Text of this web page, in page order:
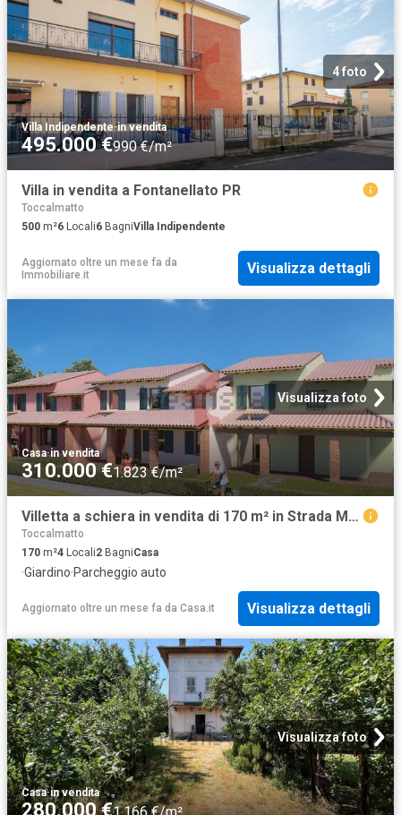
4 foto
Villa Indipendente·in vendita
495.000 €990 €/m²
Villa in vendita a Fontanellato PR
Toccalmatto
500 m²6 Locali6 BagniVilla Indipendente
Aggiornato oltre un mese fa da
Immobiliare.it
Visualizza dettagli
Visualizza foto
Casa·in vendita
310.000 €1.823 €/m²
Villetta a schiera in vendita di 170 m² in Strada Mortuzzi
Toccalmatto
170 m²4 Locali2 BagniCasa
·Giardino·Parcheggio auto
Aggiornato oltre un mese fa da Casa.it Visualizza dettagli
Visualizza foto
Casa·in vendita
280.000 €